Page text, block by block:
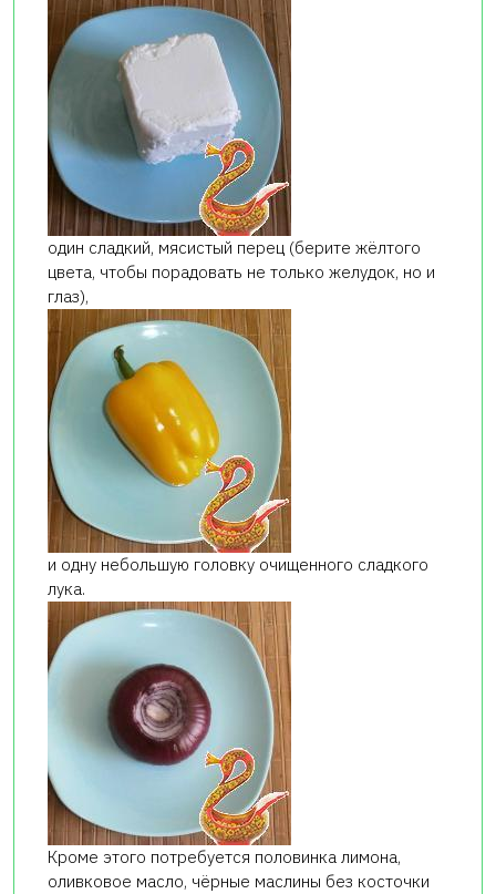
один сладкий, мясистый перец (берите жёлтого
цвета, чтобы порадовать не только желудок, но и
глаз),
и одну небольшую головку очищенного сладкого
лука.
Кроме этого потребуется половинка лимона,
оливковое масло, чёрные маслины без косточки